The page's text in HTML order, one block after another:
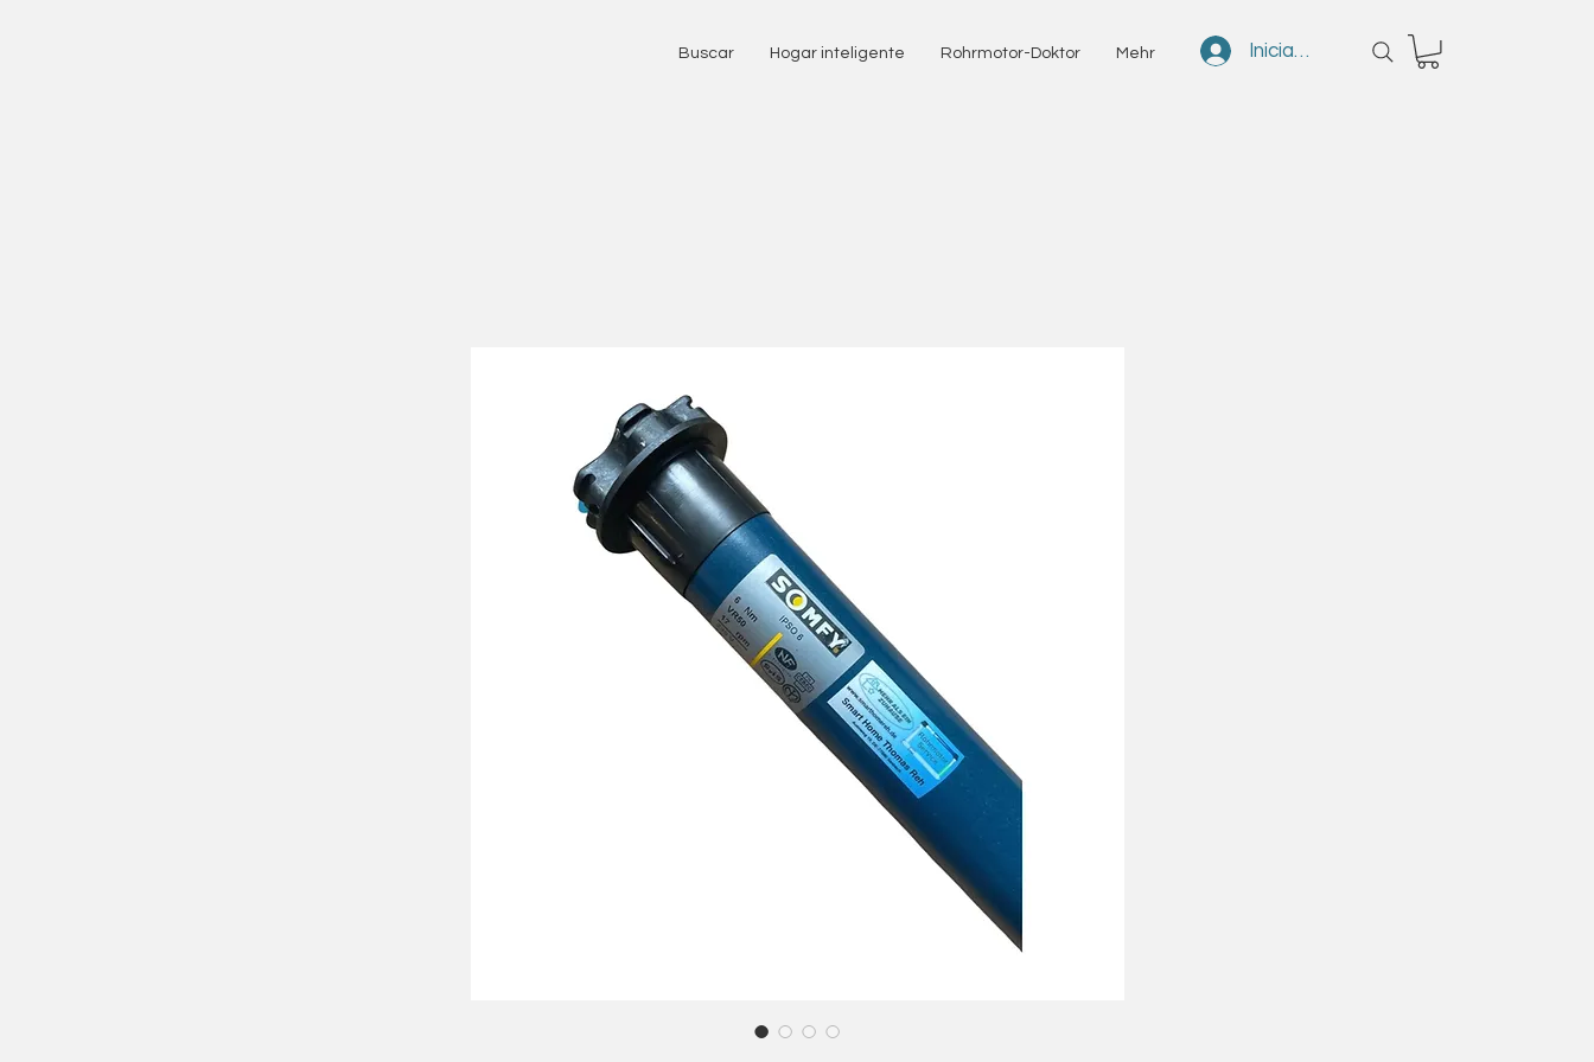
Buscar Hogar inteligente Rohrmotor-Doktor Mehr Iniciar sesión